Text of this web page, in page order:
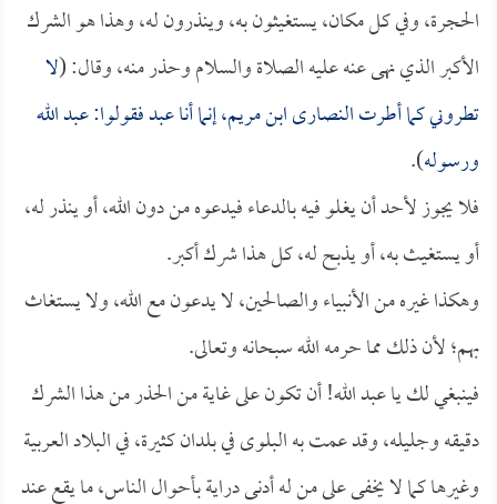
الحجرة، وفي كل مكان، يستغيثون به، وينذرون له، وهذا هو الشرك
الأكبر الذي نهى عنه عليه الصلاة والسلام وحذر منه، وقال: (لا
تطروني كما أطرت النصارى ابنمريم، إنما أنا عبد فقولوا: عبد الله
ورسوله).
فلا يجوز لأحد أن يغلو فيه بالدعاء فيدعوه من دون الله، أو ينذر له،
أو يستغيث به، أو يذبح له، كل هذا شرك أكبر.
وهكذا غيره من الأنبياء والصالحين، لا يدعون مع الله، ولا يستغاث
بهم؛ لأن ذلك مما حرمه الله سبحانه وتعالى.
فينبغي لك يا عبد الله! أن تكون على غاية من الحذر من هذا الشرك
دقيقه وجليله، وقد عمت به البلوى في بلدان كثيرة، في البلاد العربية
وغيرها كما لا يخفى على من له أدنى دراية بأحوال الناس، ما يقع عند